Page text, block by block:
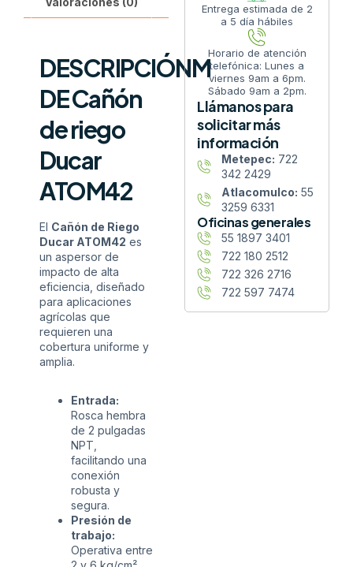
DESCRIPCIÓNM
DE Cañón
de riego
Ducar
ATOM42
El Cañón de Riego
Ducar ATOM42 es
un aspersor de
impacto de alta
eficiencia, diseñado
para aplicaciones
agrícolas que
requieren una
cobertura uniforme y
amplia.
Entrada:
Rosca hembra
de 2 pulgadas
NPT,
facilitando una
conexión
robusta y
segura.
Presión de
trabajo:
Operativa entre
Entrega estimada de 2
a 5 día hábiles
Horario de atención
telefónica: Lunes a
viernes 9am a 6pm.
Sábado 9am a 2pm.
Llámanos para
solicitar más
información
Metepec: 722
342 2429
Atlacomulco: 55
3259 6331
Oficinas generales
55 1897 3401
722 180 2512
722 326 2716
722 597 7474